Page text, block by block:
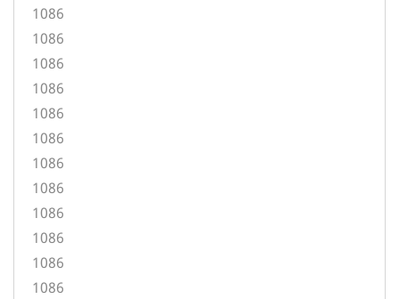
1086
1086
1086
1086
1086
1086
1086
1086
1086
1086
1086
1086